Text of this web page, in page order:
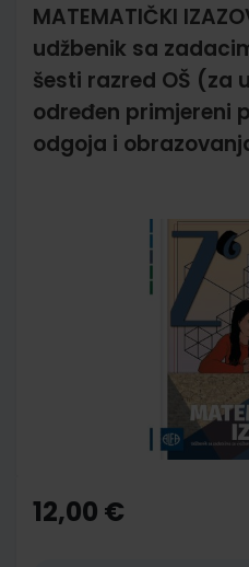
MATEMATIČKI
udžbenik sa
šesti razred OŠ (za
određen primjereni
odgoja i
the
beginning
12,00 €